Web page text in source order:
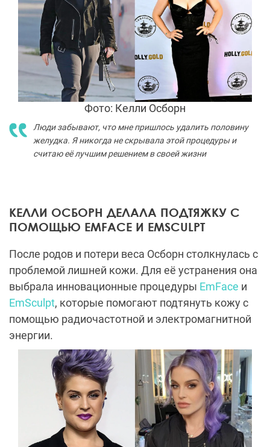
Фото: Келли Осборн
Люди забывают, что мне пришлось удалить половину
желудка. Я никогда не скрывала этой процедуры и
считаю её лучшим решением в своей жизни
КЕЛЛИ ОСБОРН ДЕЛАЛА ПОДТЯЖКУ С
ПОМОЩЬЮ EMFACE И EMSCULPT
После родов и потери веса Осборн столкнулась с
проблемой лишней кожи. Для её устранения она
выбрала инновационные процедуры EmFace и
EmSculpt, которые помогают подтянуть кожу с
помощью радиочастотной и электромагнитной
энергии.